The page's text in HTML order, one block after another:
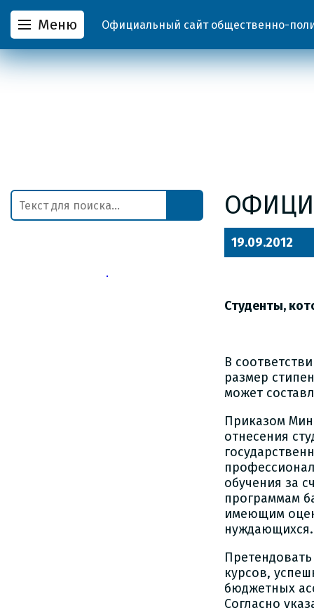
Меню Официальный сайт общественно-
19.09.2012
Студенты,
В
размер
может
Приказом
отнесения
обучения за
программам
имеющим
нуждающихся.
курсов,
бюджетных
Согласно